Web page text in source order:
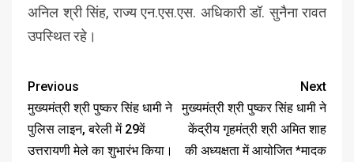
अनिल श्री सिंह, राज्य एन.एस.एस. अधिकारी डॉ. सुनैना रावत
उपस्थित रहे।
Previous
मुख्यमंत्री श्री पुष्कर सिंह धामी ने
पुलिस लाइन, बरेली में 29वें
उत्तरायणी मेले का शुभारंभ किया।
Next
मुख्यमंत्री श्री पुष्कर सिंह धामी ने
केंद्रीय गृहमंत्री श्री अमित शाह
की अध्यक्षता में आयोजित *मादक